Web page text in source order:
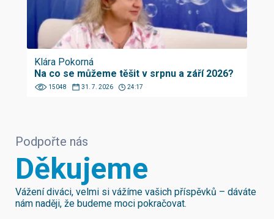
Klára Pokorná
Na co se můžeme těšit v srpnu a září 2026?
15048 31. 7. 2026 24:17
Podpořte nás
Děkujeme
Vážení diváci, velmi si vážíme vašich příspěvků – dáváte
nám naději, že budeme moci pokračovat.